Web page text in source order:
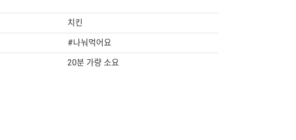
치킨
#나눠먹어요
20분 가량 소요